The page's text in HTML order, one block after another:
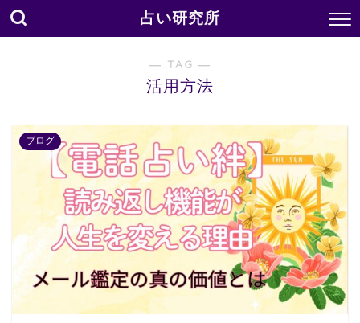
占い研究所
― TAG ―
活用方法
ブログ